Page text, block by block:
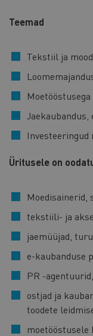
Teemad
Tekstiil ja
Jaekaubandus,
Üritusele on
Moedisainerid,
tekstiili- ja
jaemüüjad,
e-kaubanduse
PR -
ostjad ja
toodete